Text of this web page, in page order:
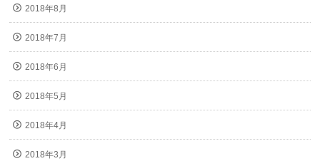
2018年8月
2018年7月
2018年6月
2018年5月
2018年4月
2018年3月